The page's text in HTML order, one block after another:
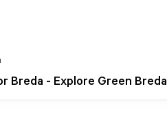
Breda - Explore Green Breda